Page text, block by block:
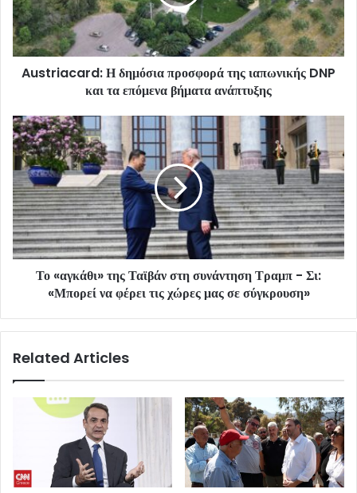
Austriacard: Η δημόσια προσφορά της ιαπωνικής DNP
και τα επόμενα βήματα ανάπτυξης
Το «αγκάθι» της Ταϊβάν στη συνάντηση Τραμπ - Σι:
«Μπορεί να φέρει τις χώρες μας σε σύγκρουση»
Related Articles